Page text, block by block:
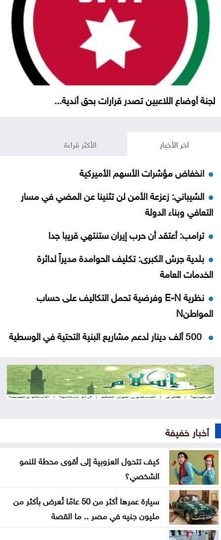
لجنة أوضاع اللاعبين تصدر قرارات بحق أندية...
آخر الأخبار الأكثر قراءة
انخفاض مؤشرات الأسهم الأميركية
الشيباني: زعزعة الأمن لن تثنينا عن المضي في مسار
التعافي وبناء الدولة
ترامب: أعتقد أن حرب إيران ستنتهي قريبا جدا
بلدية جرش الكبرى: تكليف الحوامدة مديراً لدائرة
الخدمات العامة
نظرية E-N وفرضية تحمل التكاليف على حساب
المواطنN
تمهيدي الدوري الأوروبي
أوغندا توافق على نشر وحدة من جيشها في غزة
مضيق البوسفور
الأردن يدين التفجير الإرهابي الذي استهدف حافلة في
جرمانا بريف دمشق
غوتيريش يدعو روسيا وأوكرانيا إلى تجنب استهداف
المدنيين
أخبار خفيفة
كيف تتحول العزوبية إلى أقوى محطة للنمو
الشخصي؟
سيارة عمرها أكثر من 50 عامًا تُعرض بأكثر من
مليون جنيه في مصر .. ما القصة